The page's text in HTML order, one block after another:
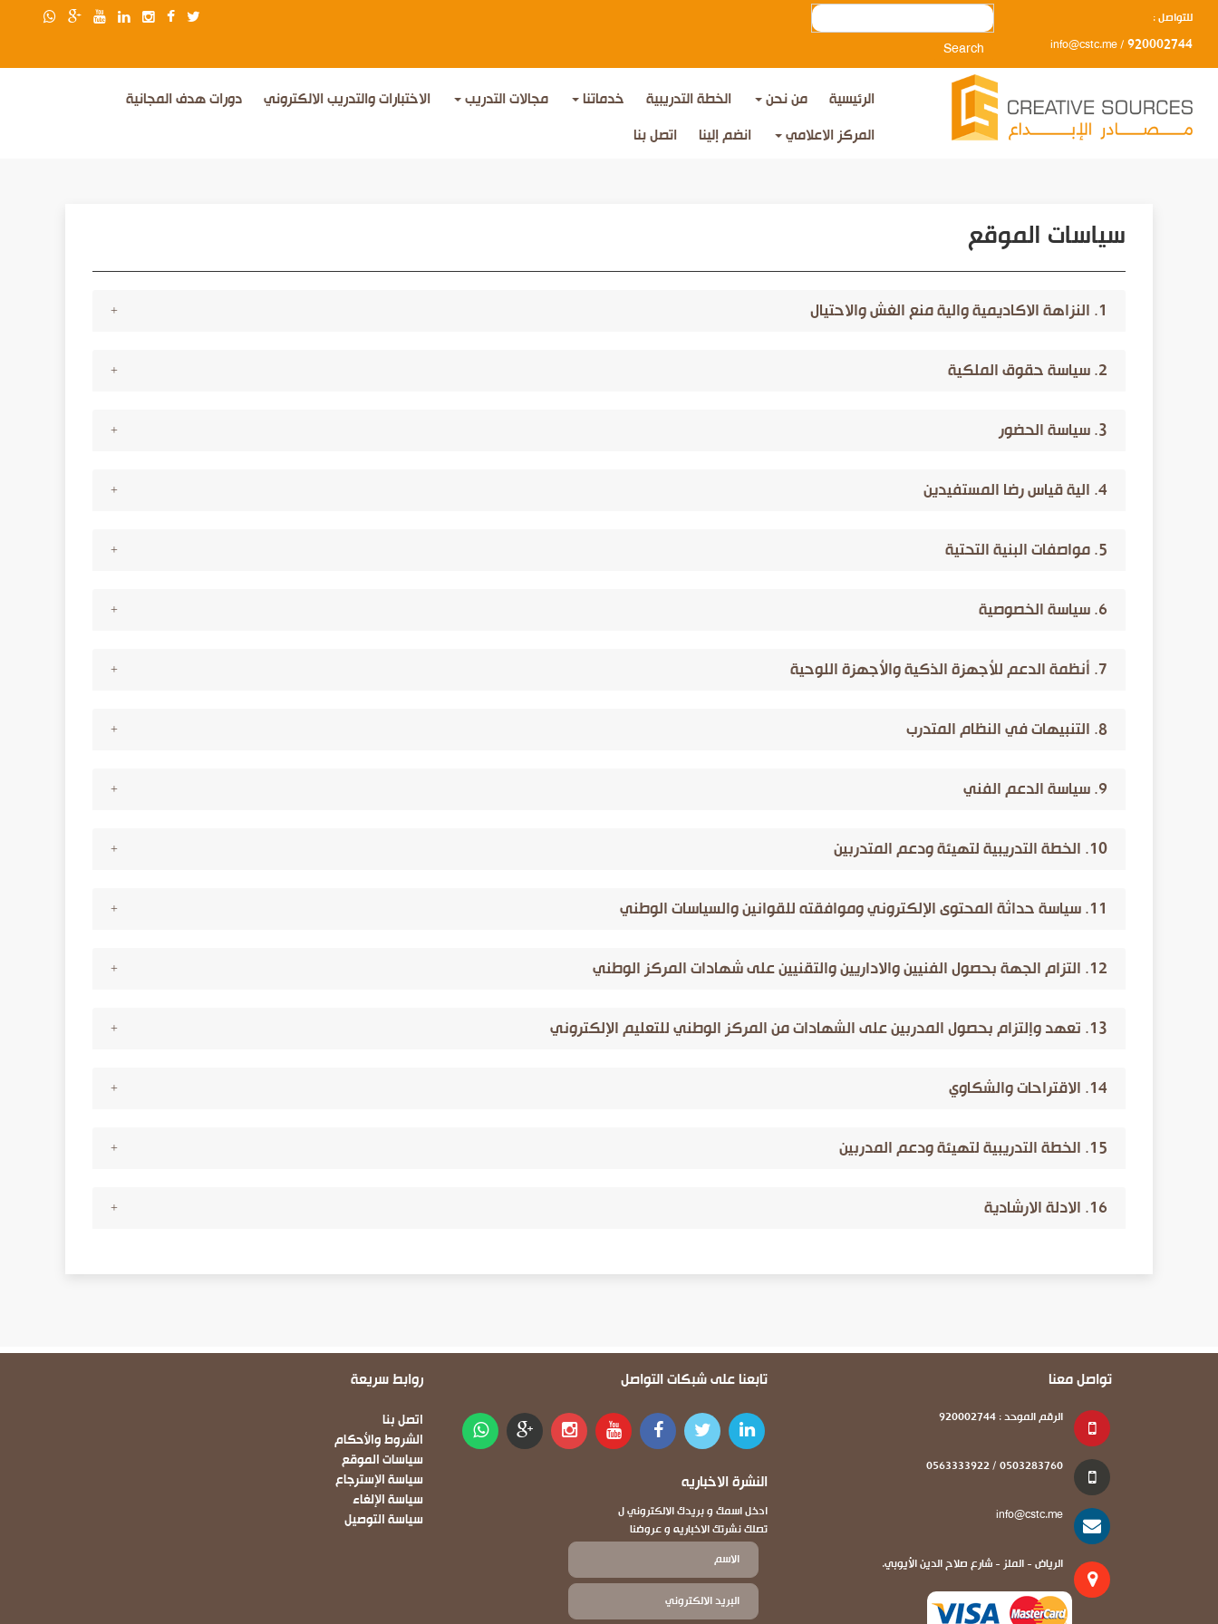
للتواصل :
920002744
/
info@cstc.me
Search
الرئيسية من نحن الخطة التدريبية خدماتنا مجالات التدريب الاختبارات والتدريب الالكتروني
دورات هدف المجانية
المركز الاعلامي
انضم إلينا اتصل بنا
سياسات الموقع
1. النزاهة الاكاديمية والية منع الغش والاحتيال
2. سياسة حقوق الملكية
3. سياسة الحضور
4. الية قياس رضا المستفيدين
5. مواصفات البنية التحتية
6. سياسة الخصوصية
7. أنظمة الدعم للأجهزة الذكية والأجهزة اللوحية
8. التنبيهات في النظام المتدرب
9. سياسة الدعم الفني
10. الخطة التدريبية لتهيئة ودعم المتدربين
11. سياسة حداثة المحتوى الإلكتروني وموافقته للقوانين والسياسات الوطني
12. التزام الجهة بحصول الفنيين والاداريين والتقنيين على شهادات المركز الوطني
13. تعهد وإلتزام بحصول المدربين على الشهادات من المركز الوطني للتعليم الإلكتروني
14. الاقتراحات والشكاوي
15. الخطة التدريبية لتهيئة ودعم المدربين
16. الادلة الارشادية
تواصل معنا
الرقم الموحد : 920002744
0503283760 / 0563333922
info@cstc.me
الرياض - الملز - شارع صلاح الدين الأيوبي.
تابعنا على شبكات التواصل
النشرة الاخباريه
ادخل اسمك و بريدك الالكتروني ل
تصلك نشرتك الاخباريه و عروضنا
روابط سريعة
Footer
اتصل بنا
الشروط والأحكام
سياسات الموقع
سياسة الإسترجاع
سياسة الإلغاء
سياسة التوصيل